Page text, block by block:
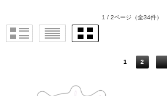
1 / 2ページ （全34件）
1 2